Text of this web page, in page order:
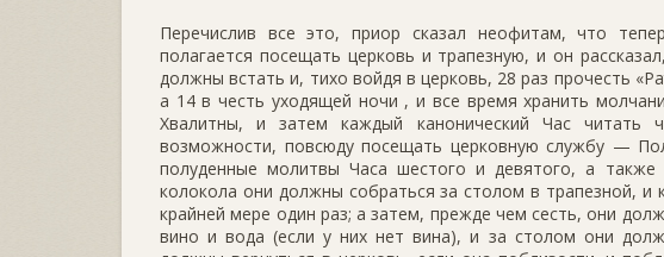
Перечислив все это, приор сказал неофитам, что
полагается посещать церковь и трапезную, и он
должны встать и, тихо войдя в церковь, 28 раз прочесть
а 14 в честь уходящей ночи , и все время хранить
Хвалитны, и затем каждый канонический Час читать
возможности, повсюду посещать церковную службу —
полуденные молитвы Часа шестого и девятого, а
колокола они должны собраться за столом в трапезной,
крайней мере один раз; а затем, прежде чем сесть, они
вино и вода (если у них нет вина), и за столом они